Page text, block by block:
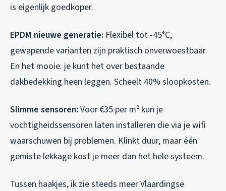
is eigenlijk goedkoper.
EPDM nieuwe generatie: Flexibel tot -45°C,
gewapende varianten zijn praktisch onverwoestbaar.
En het mooie: je kunt het over bestaande
dakbedekking heen leggen. Scheelt 40% sloopkosten.
Slimme sensoren: Voor €35 per m² kun je
vochtigheidssensoren laten installeren die via je wifi
waarschuwen bij problemen. Klinkt duur, maar één
gemiste lekkage kost je meer dan het hele systeem.
Tussen haakjes, ik zie steeds meer Vlaardingse